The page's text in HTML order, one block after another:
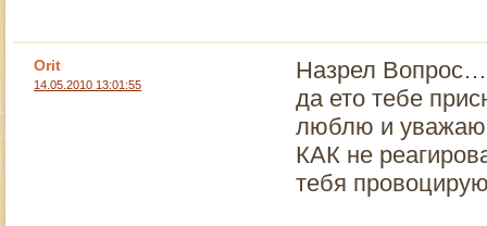
Orit
14.05.2010 13:01:55
Назрел Вопрос…
да ето тебе
люблю и
КАК не
тебя